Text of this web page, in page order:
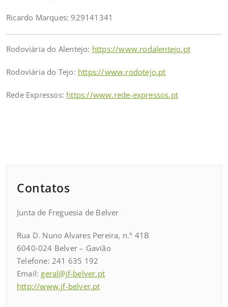
Ricardo Marques: 929141341
Rodoviária do Alentejo: https://www.rodalentejo.pt
Rodoviária do Tejo: https://www.rodotejo.pt
Rede Expressos: https://www.rede-expressos.pt
Contatos
Junta de Freguesia de Belver
Rua D. Nuno Alvares Pereira, n.º 41B
6040-024 Belver – Gavião
Telefone: 241 635 192
Email: geral@jf-belver.pt
http://www.jf-belver.pt